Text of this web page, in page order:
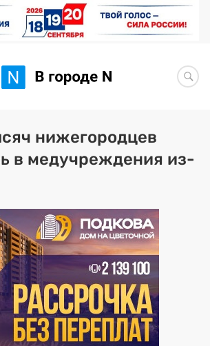
Новости
Статьи
BORЩ
исцелять
Премия 2026 (текущая)
Премия 2025
Эксперты
нижегородцев
в медучреждения из-